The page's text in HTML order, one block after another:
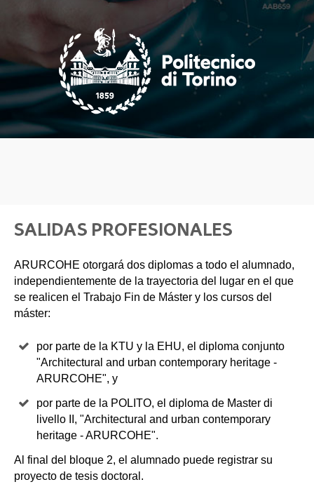
SALIDAS PROFESIONALES
ARURCOHE otorgará dos diplomas a todo el alumnado,
independientemente de la trayectoria del lugar en el que
se realicen el Trabajo Fin de Máster y los cursos del
máster:
por parte de la KTU y la EHU, el diploma conjunto
"Architectural and urban contemporary heritage -
ARURCOHE", y
por parte de la POLITO, el diploma de Master di
livello II, "Architectural and urban contemporary
heritage - ARURCOHE".
Al final del bloque 2, el alumnado puede registrar su
proyecto de tesis doctoral.